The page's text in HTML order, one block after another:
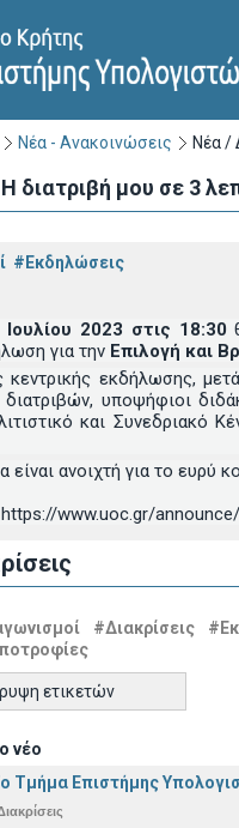
Νέα - Ανακοινώσεις Νέα /
διατριβή μου σε 3
#Εκδηλώσεις
Ιουλίου 2023 στις 18:30
για την Επιλογή και
κεντρικής εκδήλωσης,
διατριβών, υποψήφιοι
και Συνεδριακό
ανοιχτή για το ευρύ
www.uoc.gr/
#Διακρίσεις
ετικετών
νέο
Τμήμα Επιστήμης